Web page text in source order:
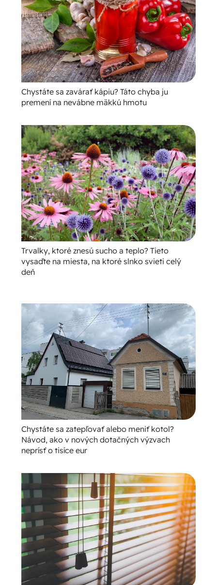
Chystáte sa zavárať kápiu? Táto chyba ju
premení na nevábne mäkkú hmotu
Trvalky, ktoré znesú sucho a teplo? Tieto
vysaďte na miesta, na ktoré slnko svieti celý
deň
Chystáte sa zatepľovať alebo meniť kotol?
Návod, ako v nových dotačných výzvach
neprísť o tisíce eur